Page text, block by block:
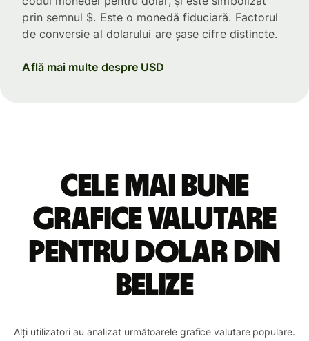
prin semnul $. Este o monedă fiduciară. Factorul
de conversie al dolarului are șase cifre distincte.
Află mai multe despre USD
Cele mai bune
grafice valutare
pentru dolar din
Belize
Alți utilizatori au analizat următoarele grafice valutare populare.